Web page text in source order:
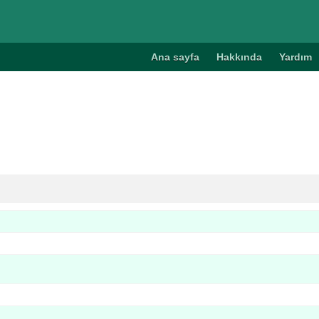
Ana sayfa Hakkında Yardım